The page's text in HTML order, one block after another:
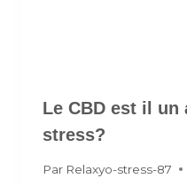
Le CBD est il
stress?
Par Relaxyo-stress-87